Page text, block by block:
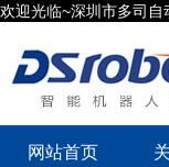
欢迎光临~深圳市多司自
网站首页